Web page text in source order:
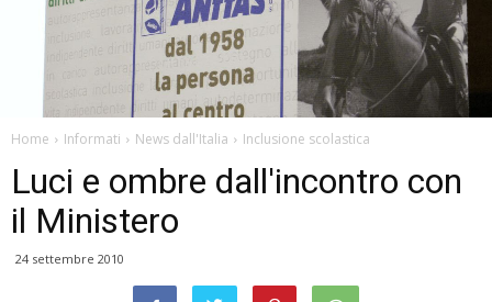
Home Informati News dall'Italia Inclusione scolastica
Luci e ombre dall'incontro con
il Ministero
24 settembre 2010